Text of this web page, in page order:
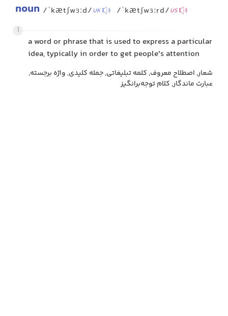
noun /ˈkætʃwɜːd/UK /ˈkætʃwɜːrd/US
1
a word or phrase that is used to express a particular
idea, typically in order to get people's attention
شعار, اصطلاح معروف, کلمه تبلیغاتی, جمله کلیدی, واژه برجسته,
عبارت ماندگار, کلام توجه‌برانگیز